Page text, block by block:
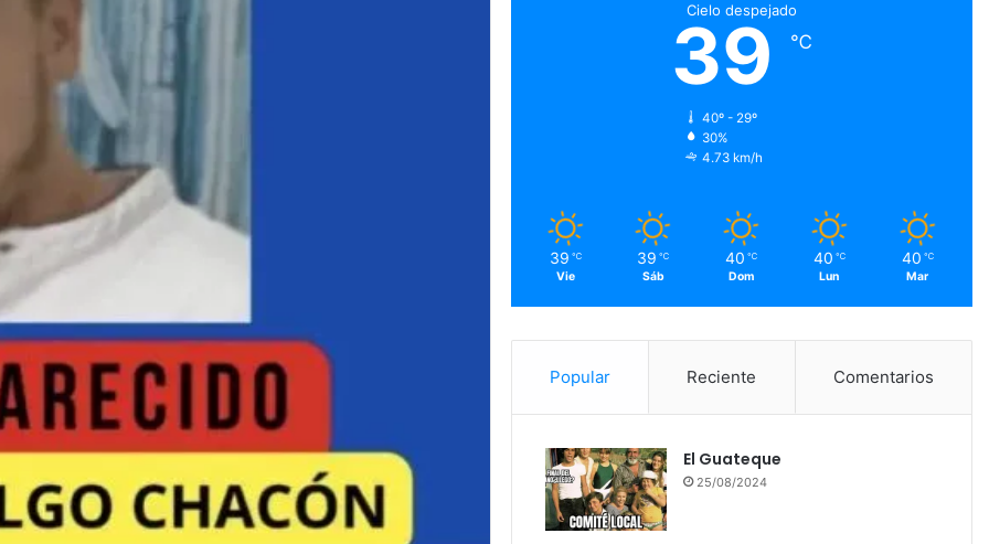
Cielo despejado
39 ℃
40º - 29º
30%
4.73 km/h
39 ℃
Vie
39 ℃
Sáb
40 ℃
Dom
40 ℃
Lun
40 ℃
Mar
Popular Reciente Comentarios
El Guateque
25/08/2024